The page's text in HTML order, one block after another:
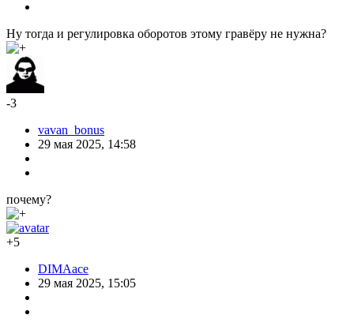
Ну тогда и регулировка оборотов этому гравёру не нужна?
-3
vavan_bonus
29 мая 2025, 14:58
почему?
+5
DIMAace
29 мая 2025, 15:05